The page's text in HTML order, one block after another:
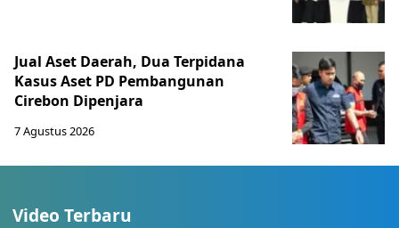
Jual Aset Daerah, Dua Terpidana
Kasus Aset PD Pembangunan
Cirebon Dipenjara
7 Agustus 2026
Video Terbaru